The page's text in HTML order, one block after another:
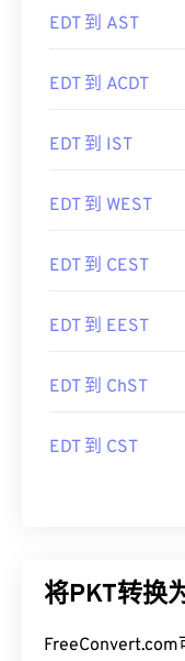
EDT 到 AST
EDT 到 ACDT
EDT 到 IST
EDT 到 WEST
EDT 到 CEST
EDT 到 EEST
EDT 到 ChST
EDT 到 CST
将PKT转换
FreeConvert.com